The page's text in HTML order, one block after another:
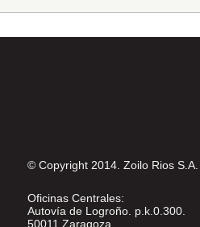
© Copyright 2014. Zoilo Rios S.A.
Oficinas Centrales:
Autovía de Logroño. p.k.0.300.
50011 Zaragoza